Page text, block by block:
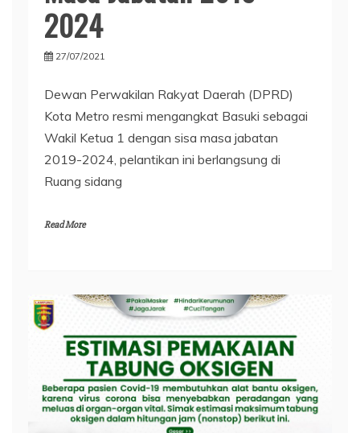
2024
27/07/2021
Dewan Perwakilan Rakyat Daerah (DPRD)
Kota Metro resmi mengangkat Basuki sebagai
Wakil Ketua 1 dengan sisa masa jabatan
2019-2024, pelantikan ini berlangsung di
Ruang sidang
Read More